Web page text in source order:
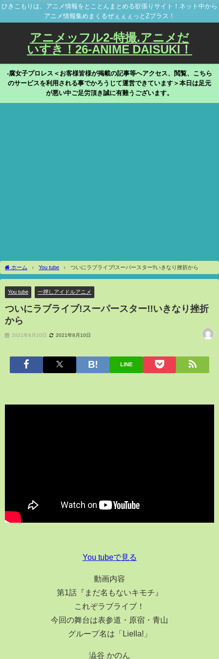
ひきこもりは、アニメ情報をとことんまとめる欲張りサイト！ネット中から
アニメ情報集めまくるぜぇぇぇっとZプラス！
アニメッフル2-特撮.アニメだ
いすき！26-ANIME DAISUKI！
-腐女子プロレス＜お客様皆様が掲載の記事等へアクセス、閲覧、こちら
のサービスを利用される事でかろうじて運営できています＞本日は足元
が悪い中ご足労頂き誠に有難うございます。
ホーム You tube ついにラブライブ!スーパースター!!いきなり挫折から
You tube 一押しアイドルアニメ
ついにラブライブ!スーパースター!!いきなり挫折
から
2021年8月10日 2021年8月10日
LINE
You tubeで見る
動画内容
第1話『まだ名もないキモチ』
これぞラブライブ！
今回の舞台は表参道・原宿・青山
グループ名は「Liella!」
澁谷 かのん